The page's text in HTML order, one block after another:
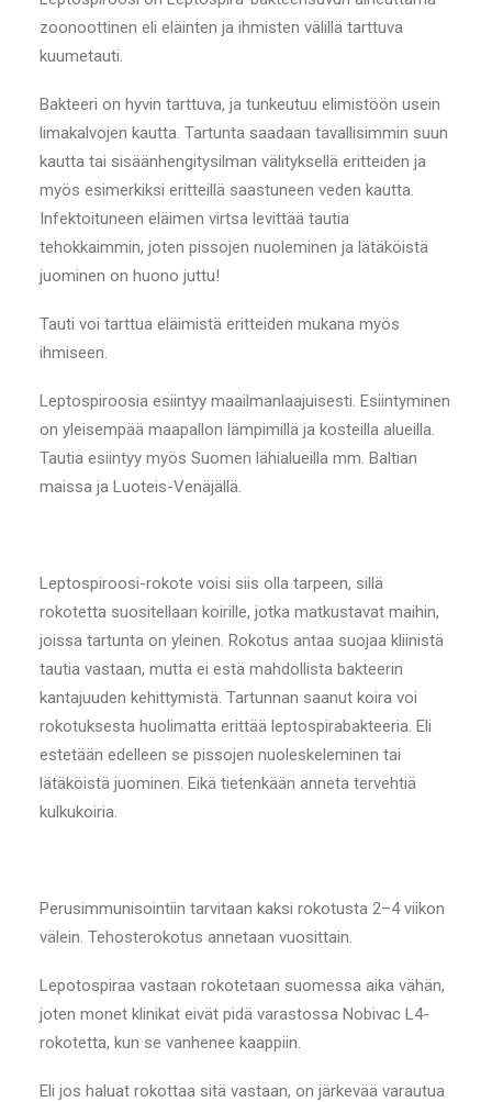
zoonoottinen eli eläinten ja ihmisten välillä tarttuva
kuumetauti.
Bakteeri on hyvin tarttuva, ja tunkeutuu elimistöön usein
limakalvojen kautta. Tartunta saadaan tavallisimmin suun
kautta tai sisäänhengitysilman välityksellä eritteiden ja
myös esimerkiksi eritteillä saastuneen veden kautta.
Infektoituneen eläimen virtsa levittää tautia
tehokkaimmin, joten pissojen nuoleminen ja lätäköistä
juominen on huono juttu!
Tauti voi tarttua eläimistä eritteiden mukana myös
ihmiseen.
Leptospiroosia esiintyy maailmanlaajuisesti. Esiintyminen
on yleisempää maapallon lämpimillä ja kosteilla alueilla.
Tautia esiintyy myös Suomen lähialueilla mm. Baltian
maissa ja Luoteis-Venäjällä.
Leptospiroosi-rokote voisi siis olla tarpeen, sillä
rokotetta suositellaan koirille, jotka matkustavat maihin,
joissa tartunta on yleinen. Rokotus antaa suojaa kliinistä
tautia vastaan, mutta ei estä mahdollista bakteerin
kantajuuden kehittymistä. Tartunnan saanut koira voi
rokotuksesta huolimatta erittää leptospirabakteeria. Eli
estetään edelleen se pissojen nuoleskeleminen tai
lätäköistä juominen. Eikä tietenkään anneta tervehtiä
kulkukoiria.
Perusimmunisointiin tarvitaan kaksi rokotusta 2–4 viikon
välein. Tehosterokotus annetaan vuosittain.
Lepotospiraa vastaan rokotetaan suomessa aika vähän,
joten monet klinikat eivät pidä varastossa Nobivac L4-
rokotetta, kun se vanhenee kaappiin.
Eli jos haluat rokottaa sitä vastaan, on järkevää varautua